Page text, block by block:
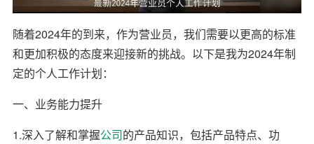
随着2024年的到来，作为营业员，我们需要以更高的标准
和更加积极的态度来迎接新的挑战。以下是我为2024年制
定的个人工作计划：
一、业务能力提升
1.深入了解和掌握公司的产品知识，包括产品特点、功